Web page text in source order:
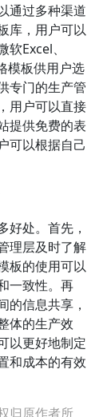
通过多种渠道
库，用户可以
Excel、
模板供用户选
专门的生产管
用户可以直接
提供免费的表
可以根据自己
好处。首先，
理层及时了解
板的使用可以
一致性。再
的信息共享，
体的生产效
以更好地制定
和成本的有效
归原作者所